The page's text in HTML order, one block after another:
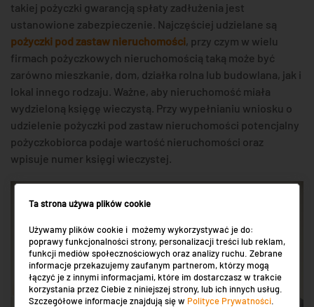
takiej pożyczki gwarancją spłaty zadłużenia jest
ustanowione zabezpieczenie. Najczęściej udzielane są
pożyczki pod zastaw nieruchomości, przy czym w wielu
firmach pożyczkowych nieruchomością taką może być
zarówno mieszkanie, dom, działka rolna lub budowlana, jak i
lokal innego rodzaju. Ważne, aby nieruchomość miała
wydzieloną księgę wieczystą. Przy wypełnianiu wniosku o
udzielenie pożyczki pod zastaw nieruchomości potencjalny
pożyczkobiorca podaje wartość nieruchomości oraz
wpisuje numer księgi wieczystej.
Ta strona używa plików cookie
Używamy plików cookie i możemy wykorzystywać je do:
poprawy funkcjonalności strony, personalizacji treści lub reklam,
funkcji mediów społecznościowych oraz analizy ruchu. Zebrane
informacje przekazujemy zaufanym partnerom, którzy mogą
łączyć je z innymi informacjami, które im dostarczasz w trakcie
korzystania przez Ciebie z niniejszej strony, lub ich innych usług.
Szczegółowe informacje znajdują się w Polityce Prywatności